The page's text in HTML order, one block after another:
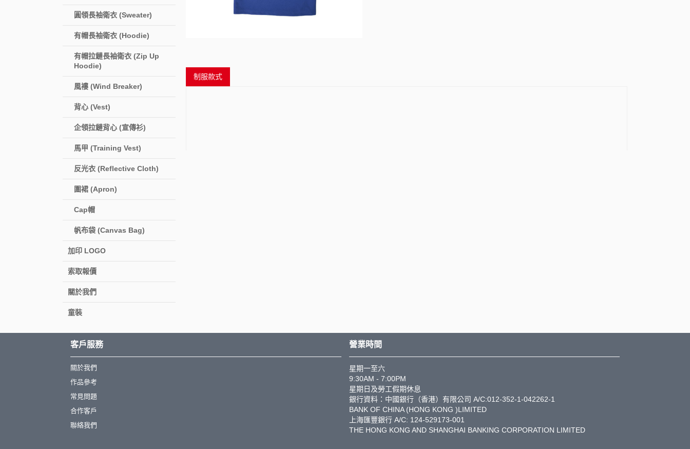
圓領長袖衛衣 (Sweater)
有帽長袖衛衣 (Hoodie)
有帽拉鏈長袖衛衣 (Zip Up
Hoodie)
風褸 (Wind Breaker)
背心 (Vest)
企領拉鏈背心 (宣傳衫)
馬甲 (Training Vest)
反光衣 (Reflective Cloth)
圍裙 (Apron)
Cap帽
帆布袋 (Canvas Bag)
加印 LOGO
索取報價
關於我們
童裝
制服款式
客戶服務
關於我們
作品參考
常見問題
合作客戶
聯絡我們
營業時間
星期一至六
9:30AM - 7:00PM
星期日及勞工假期休息
銀行資料：中國銀行（香港）有限公司 A/C:012-352-1-042262-1
BANK OF CHINA (HONG KONG )LIMITED
上海匯豐銀行 A/C: 124-529173-001
THE HONG KONG AND SHANGHAI BANKING CORPORATION LIMITED